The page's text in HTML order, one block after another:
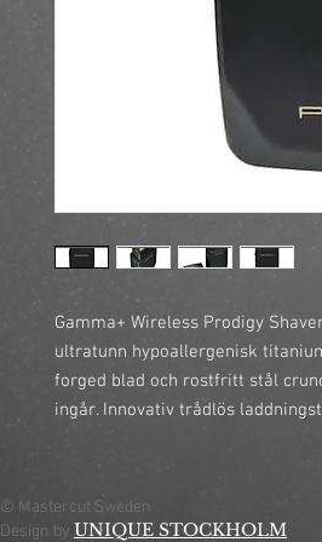
Gamma+ Wireless Prodigy
ultratunn hypoallergenisk
forged blad och rostfritt stål
ingår. Innovativ trådlös
© Mastercut Sweden
Design by UNIQUE STOCKHOLM